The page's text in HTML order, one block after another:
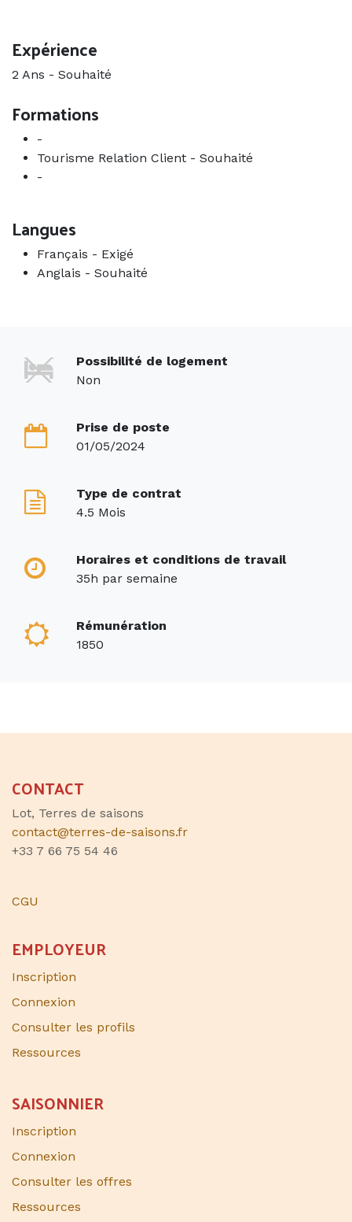
Expérience
2 Ans - Souhaité
Formations
-
Tourisme Relation Client - Souhaité
-
Langues
Français - Exigé
Anglais - Souhaité
Possibilité de logement
Non
Prise de poste
01/05/2024
Type de contrat
4.5 Mois
Horaires et conditions de travail
35h par semaine
Rémunération
1850
CONTACT
Lot, Terres de saisons
contact@terres-de-saisons.fr
+33 7 66 75 54 46
CGU
EMPLOYEUR
Inscription
Connexion
Consulter les profils
Ressources
SAISONNIER​
Inscription
Connexion
Consulter les offres
Ressources